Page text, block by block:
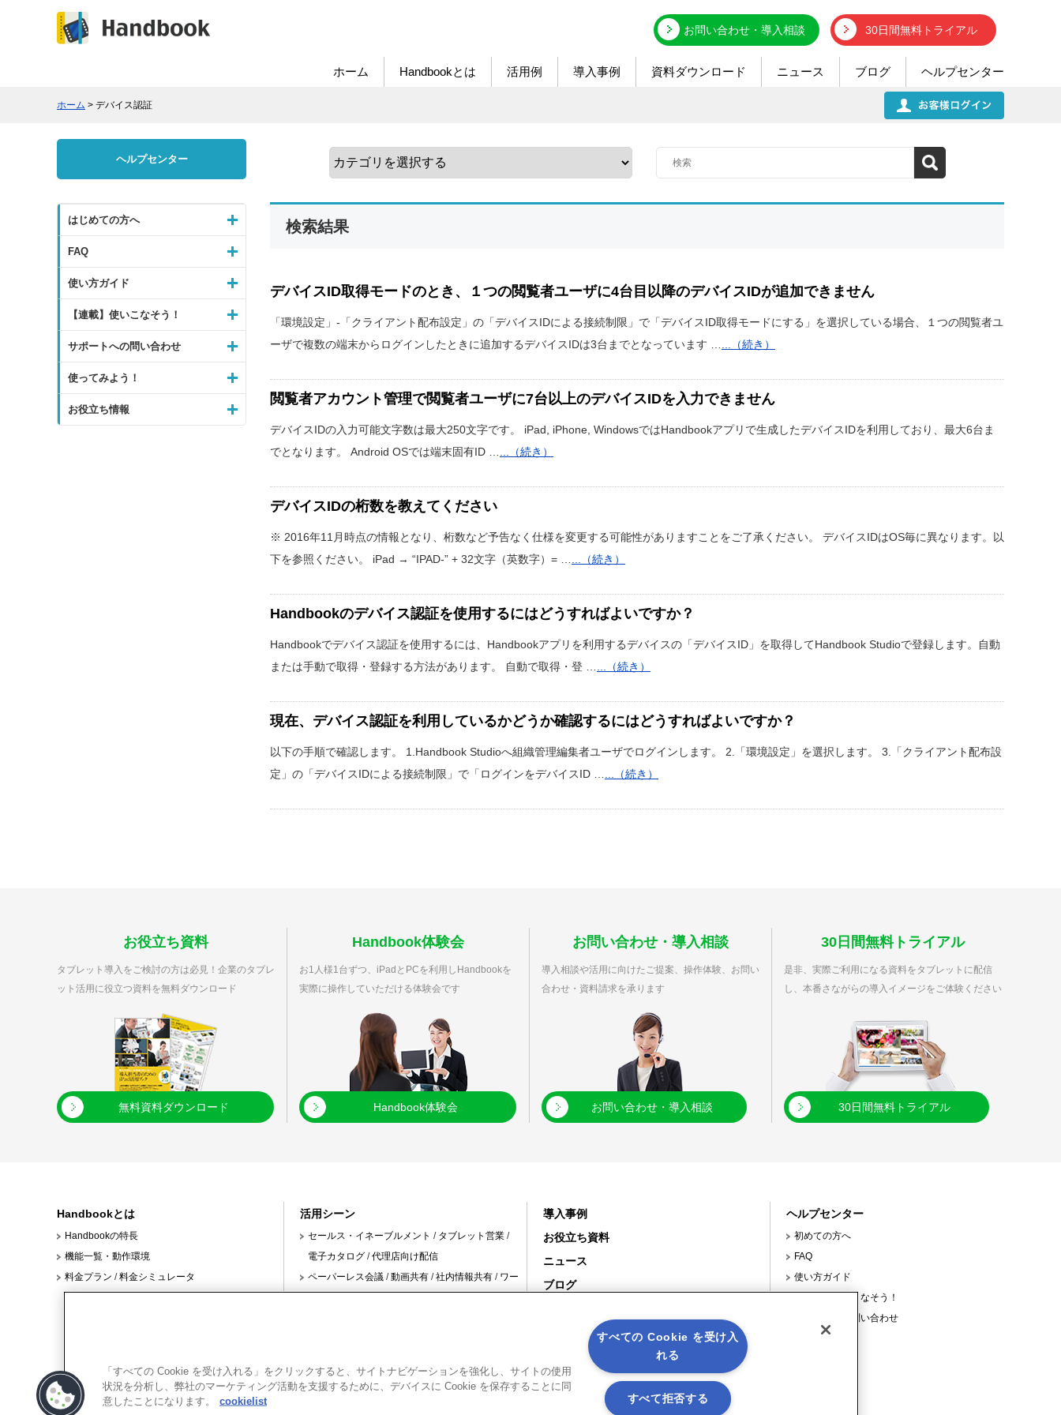
お問い合わせ・導入相談 30日間無料トライアル
ホーム Handbookとは 活用例 導入事例 資料ダウンロード ニュース ブログ ヘルプセンター
ホーム > デバイス認証
検索結果
デバイスID取得モードのとき、１つの閲覧者ユーザに4台目以降のデバイスIDが追加できません
「環境設定」-「クライアント配布設定」の「デバイスIDによる接続制限」で「デバイスID取得モードにする」を選択している場合、１つの閲覧者ユ
ーザで複数の端末からログインしたときに追加するデバイスIDは3台までとなっています …
...（続き）
閲覧者アカウント管理で閲覧者ユーザに7台以上のデバイスIDを入力できません
デバイスIDの入力可能文字数は最大250文字です。 iPad, iPhone, WindowsではHandbookアプリで生成したデバイスIDを利用しており、最大6台ま
でとなります。 Android OSでは端末固有ID …
...（続き）
デバイスIDの桁数を教えてください
※ 2016年11月時点の情報となり、桁数など予告なく仕様を変更する可能性がありますことをご了承ください。 デバイスIDはOS毎に異なります。以
下を参照ください。 iPad → “IPAD-” + 32文字（英数字）= …
...（続き）
Handbookのデバイス認証を使用するにはどうすればよいですか？
Handbookでデバイス認証を使用するには、Handbookアプリを利用するデバイスの「デバイスID」を取得してHandbook Studioで登録します。自動
または手動で取得・登録する方法があります。 自動で取得・登 …
...（続き）
現在、デバイス認証を利用しているかどうか確認するにはどうすればよいですか？
以下の手順で確認します。 1.Handbook Studioへ組織管理編集者ユーザでログインします。 2.「環境設定」を選択します。 3.「クライアント配布設
定」の「デバイスIDによる接続制限」で「ログインをデバイスID …
...（続き）
ヘルプセンター
はじめての方へ
FAQ
使い方ガイド
【連載】使いこなそう！
サポートへの問い合わせ
使ってみよう！
お役立ち情報
お役立ち資料
タブレット導入をご検討の方は必見！企業のタブレ
ット活用に役立つ資料を無料ダウンロード
無料資料ダウンロード
Handbook体験会
お1人様1台ずつ、iPadとPCを利用しHandbookを
実際に操作していただける体験会です
Handbook体験会
お問い合わせ・導入相談
導入相談や活用に向けたご提案、操作体験、お問い
合わせ・資料請求を承ります
お問い合わせ・導入相談
30日間無料トライアル
是非、実際ご利用になる資料をタブレットに配信
し、本番さながらの導入イメージをご体験ください
30日間無料トライアル
Handbookとは
Handbookの特長
機能一覧・動作環境
料金プラン /料金シミュレータ
活用シーン
セールス・イネーブルメント / タブレット営業 /
電子カタログ /代理店向け配信
ペーパーレス会議 /動画共有 /社内情報共有 / ワー
学校教育
導入事例
お役立ち資料
ニュース
ブログ
ヘルプセンター
初めての方へ
FAQ
使い方ガイド
【連載】使いこなそう！
サポートへの問い合わせ
「すべての Cookie を受け入れる」をクリックすると、サイトナビゲーションを強化し、サイトの使用
状況を分析し、弊社のマーケティング活動を支援するために、デバイスに Cookie を保存することに同
意したことになります。
cookielist
すべての Cookie を受け入
れる
すべて拒否する